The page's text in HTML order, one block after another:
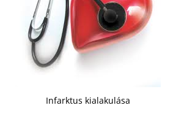
Infarktus kialakulása